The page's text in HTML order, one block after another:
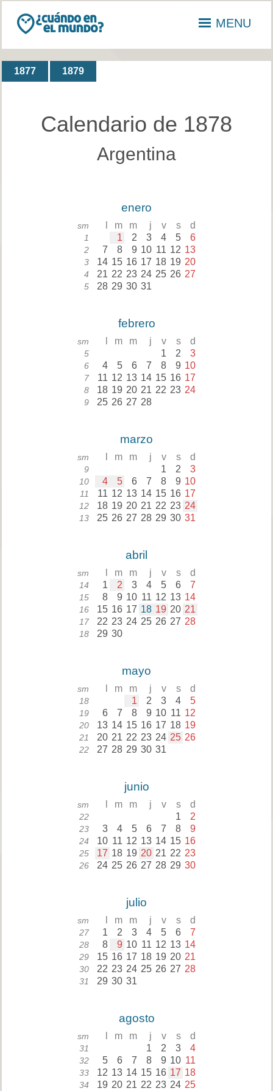
MENU
1877 1879
Calendario de 1878
Argentina
enero
sm m m j v s d
1 1 2 3 4 5 6
2 7 8 9 10 11 12 13
3 14 15 16 17 18 19 20
4 21 22 23 24 25 26 27
5 28 29 30 31
febrero
sm m m j v s d
5 1 2 3
6 4 5 6 7 8 9 10
7 11 12 13 14 15 16 17
8 18 19 20 21 22 23 24
9 25 26 27 28
marzo
sm m m j v s d
9 1 2 3
10 4 5 6 7 8 9 10
11 11 12 13 14 15 16 17
12 18 19 20 21 22 23 24
13 25 26 27 28 29 30 31
abril
sm m m j v s d
14 1 2 3 4 5 6 7
15 8 9 10 11 12 13 14
16 15 16 17 18 19 20 21
17 22 23 24 25 26 27 28
18 29 30
mayo
sm m m j v s d
18 1 2 3 4 5
19 6 7 8 9 10 11 12
20 13 14 15 16 17 18 19
21 20 21 22 23 24 25 26
22 27 28 29 30 31
junio
sm m m j v s d
22 1 2
23 3 4 5 6 7 8 9
24 10 11 12 13 14 15 16
25 17 18 19 20 21 22 23
26 24 25 26 27 28 29 30
julio
sm m m j v s d
27 1 2 3 4 5 6 7
28 8 9 10 11 12 13 14
29 15 16 17 18 19 20 21
30 22 23 24 25 26 27 28
31 29 30 31
agosto
sm m m j v s d
31 1 2 3 4
32 5 6 7 8 9 10 11
33 12 13 14 15 16 17 18
34 19 20 21 22 23 24 25